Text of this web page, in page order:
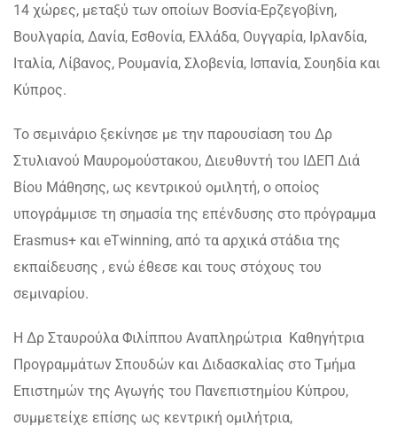
14 χώρες, μεταξύ των οποίων Βοσνία-Ερζεγοβίνη,
Βουλγαρία, Δανία, Εσθονία, Ελλάδα, Ουγγαρία, Ιρλανδία,
Ιταλία, Λίβανος, Ρουμανία, Σλοβενία, Ισπανία, Σουηδία και
Κύπρος.
Το σεμινάριο ξεκίνησε με την παρουσίαση του Δρ
Στυλιανού Μαυρομούστακου, Διευθυντή του ΙΔΕΠ Διά
Βίου Μάθησης, ως κεντρικού ομιλητή, ο οποίος
υπογράμμισε τη σημασία της επένδυσης στο πρόγραμμα
Erasmus+ και eTwinning, από τα αρχικά στάδια της
εκπαίδευσης , ενώ έθεσε και τους στόχους του
σεμιναρίου.
Η Δρ Σταυρούλα Φιλίππου Αναπληρώτρια Καθηγήτρια
Προγραμμάτων Σπουδών και Διδασκαλίας στο Τμήμα
Επιστημών της Αγωγής του Πανεπιστημίου Κύπρου,
συμμετείχε επίσης ως κεντρική ομιλήτρια,